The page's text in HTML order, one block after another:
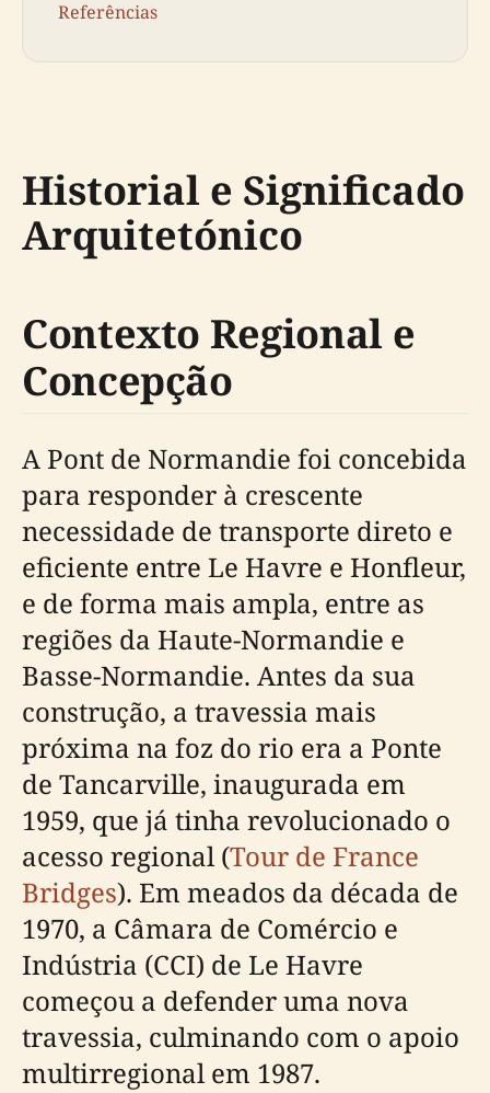
Referências
Historial e Significado
Arquitetónico
Contexto Regional e
Concepção
A Pont de Normandie foi concebida
para responder à crescente
necessidade de transporte direto e
eficiente entre Le Havre e Honfleur,
e de forma mais ampla, entre as
regiões da Haute-Normandie e
Basse-Normandie. Antes da sua
construção, a travessia mais
próxima na foz do rio era a Ponte
de Tancarville, inaugurada em
1959, que já tinha revolucionado o
acesso regional (Tour de France
Bridges). Em meados da década de
1970, a Câmara de Comércio e
Indústria (CCI) de Le Havre
começou a defender uma nova
travessia, culminando com o apoio
multirregional em 1987.